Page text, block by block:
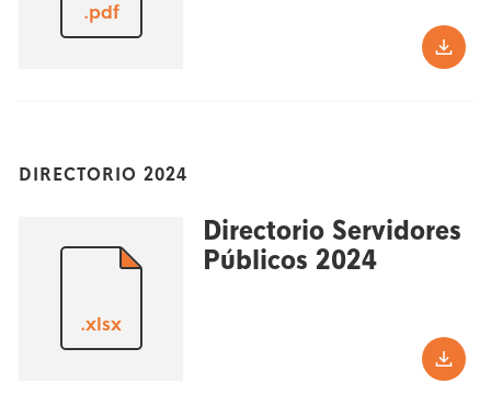
.pdf
DIRECTORIO 2024
.xlsx
Directorio Servidores
Públicos 2024